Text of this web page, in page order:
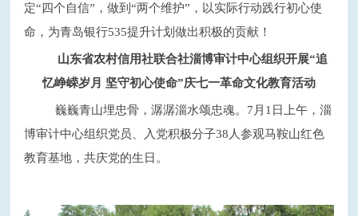
定“四个自信”，做到“两个维护”，以实际行动践行初心使
命，为青岛银行535提升计划做出积极的贡献！
山东省农村信用社联合社淄博审计中心组织开展“追
忆峥嵘岁月 坚守初心使命”庆七一革命文化教育活动
巍巍青山埋忠骨，潺潺淄水颂忠魂。 7月1日上午，淄
博审计中心组织党员、入党积极分子38人参观马鞍山红色
教育基地，共庆党的生日。